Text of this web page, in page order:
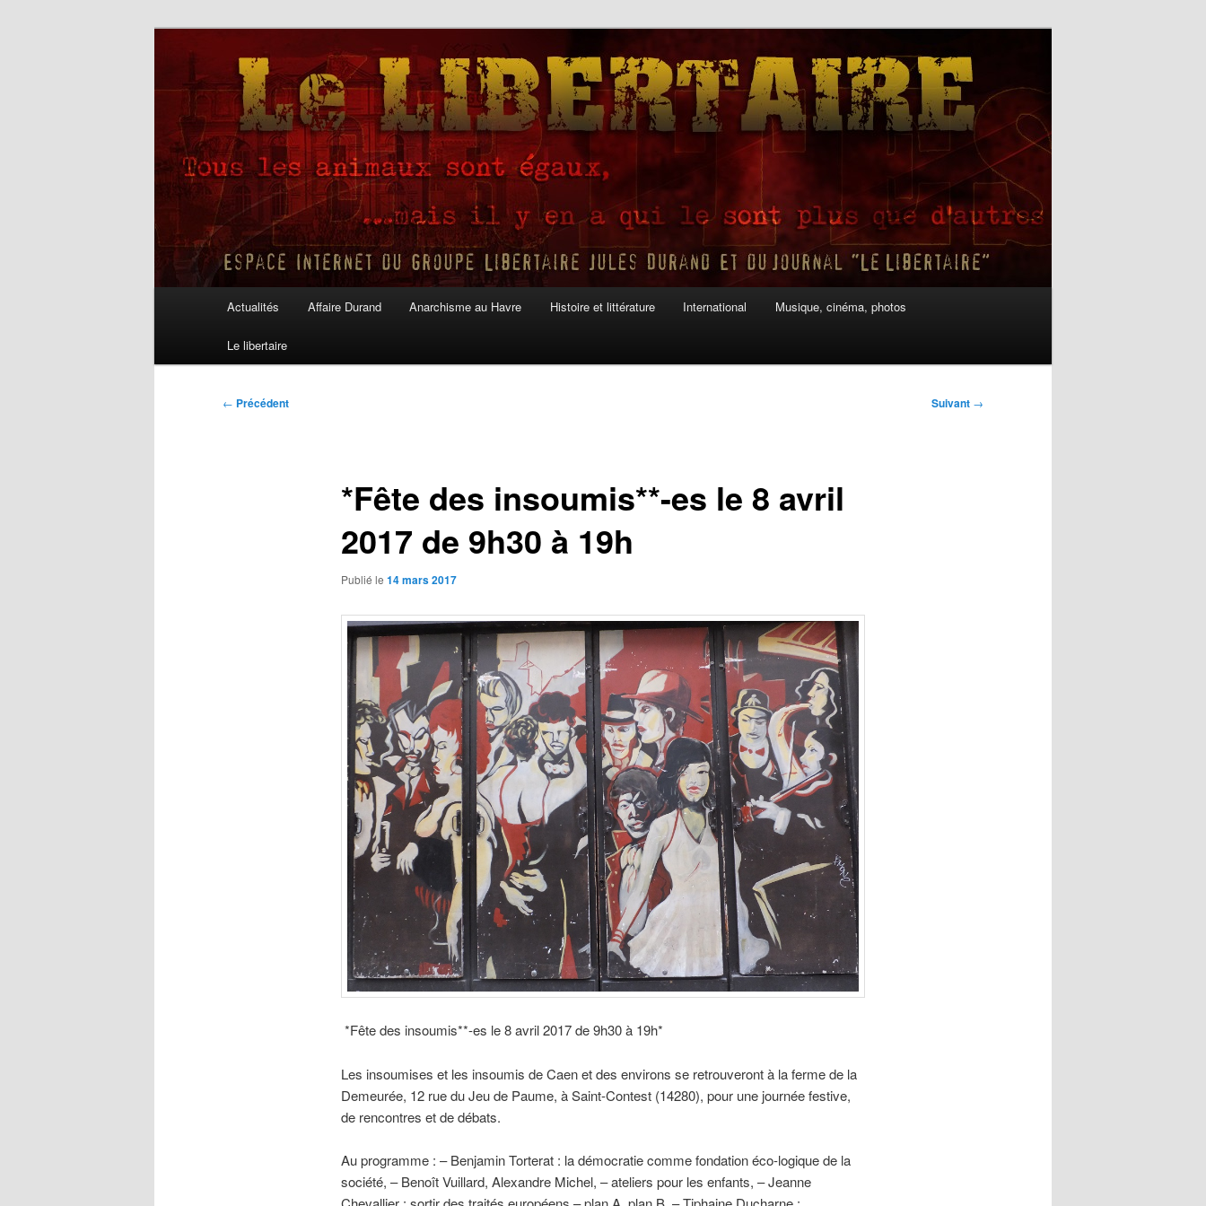
Le Libertaire
Actualités Affaire Durand Anarchisme au Havre Histoire et littérature International Musique, cinéma, photos
Le libertaire
Navigation
← Précédent Suivant →
*Fête des insoumis**-es le 8 avril
2017 de 9h30 à 19h
Publié le 14 mars 2017
*Fête des insoumis**-es le 8 avril 2017 de 9h30 à 19h*
Les insoumises et les insoumis de Caen et des environs se retrouveront à la ferme de la
Demeurée, 12 rue du Jeu de Paume, à Saint-Contest (14280), pour une journée festive,
de rencontres et de débats.
Au programme : – Benjamin Torterat : la démocratie comme fondation éco-logique de la
société, – Benoît Vuillard, Alexandre Michel, – ateliers pour les enfants, – Jeanne